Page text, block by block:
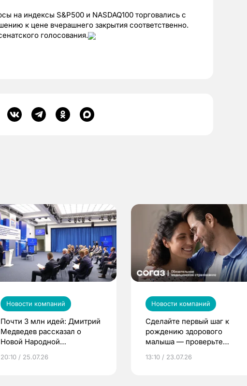
на индексы S&P500 и NASDAQ100 торговались с
к цене вчерашнего закрытия соответственно.
голосования.
Новости компаний
Почти 3 млн идей: Дмитрий
Медведев рассказал о
Новой Народной
20:10 / 25.07.26
Новости компаний
Сделайте первый шаг к
рождению здорового
малыша — проверьте
по ОМС!
13:10 / 23.07.26